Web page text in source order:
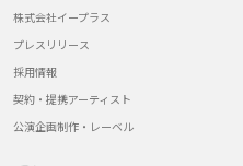
株式会社イープラス
プレスリリース
採用情報
契約・提携アーティスト
公演企画制作・レーベル